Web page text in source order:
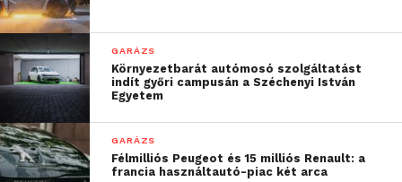
GARÁZS
Környezetbarát autómosó szolgáltatást
indít győri campusán a Széchenyi István
Egyetem
GARÁZS
Félmilliós Peugeot és 15 milliós Renault: a
francia használtautó-piac két arca